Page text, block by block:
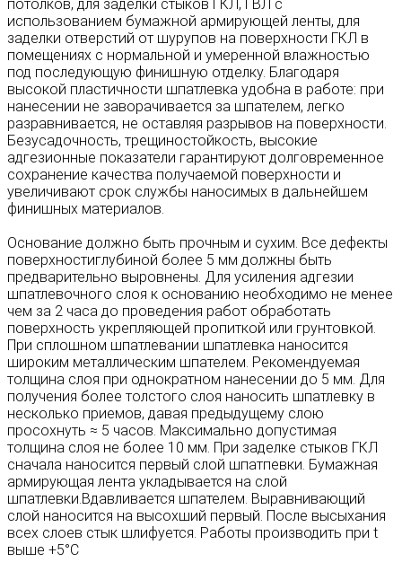
потолков, для заделки стыков ГКЛ, ГВЛ с
использованием бумажной армирующей ленты, для
заделки отверстий от шурупов на поверхности ГКЛ в
помещениях с нормальной и умеренной влажностью
под последующую финишную отделку. Благодаря
высокой пластичности шпатлевка удобна в работе: при
нанесении не заворачивается за шпателем, легко
разравнивается, не оставляя разрывов на поверхности.
Безусадочность, трещиностойкость, высокие
адгезионные показатели гарантируют долговременное
сохранение качества получаемой поверхности и
увеличивают срок службы наносимых в дальнейшем
финишных материалов.
Основание должно быть прочным и сухим. Все дефекты
поверхностиглубиной более 5 мм должны быть
предварительно выровнены. Для усиления адгезии
шпатлевочного слоя к основанию необходимо не менее
чем за 2 часа до проведения работ обработать
поверхность укрепляющей пропиткой или грунтовкой.
При сплошном шпатлевании шпатлевка наносится
широким металлическим шпателем. Рекомендуемая
толщина слоя при однократном нанесении до 5 мм. Для
получения более толстого слоя наносить шпатлевку в
несколько приемов, давая предыдущему слою
просохнуть ≈ 5 часов. Максимально допустимая
толщина слоя не более 10 мм. При заделке стыков ГКЛ
сначала наносится первый слой шпатпевки. Бумажная
армирующая лента укладывается на слой
шпатлевки.Вдавливается шпателем. Выравнивающий
слой наносится на высохший первый. После высыхания
всех слоев стык шлифуется. Работы производить при t
выше +5°С